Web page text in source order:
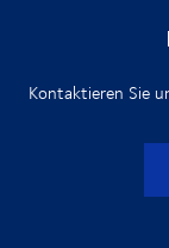
Kontaktieren Sie